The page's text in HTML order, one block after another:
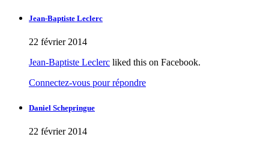
Jean-Baptiste Leclerc
22 février 2014
Jean-Baptiste Leclerc liked this on Facebook.
Connectez-vous pour répondre
Daniel Schepringue
22 février 2014